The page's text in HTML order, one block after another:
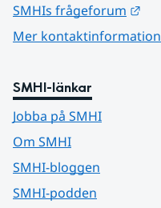
SMHIs frågeforum
Mer kontaktinformation
SMHI-länkar
Jobba på SMHI
Om SMHI
SMHI-bloggen
SMHI-podden